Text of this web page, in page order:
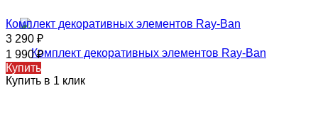
Комплект декоративных элементов Ray-Ban
3 290 ₽
1 990₽
Купить
Купить в 1 клик